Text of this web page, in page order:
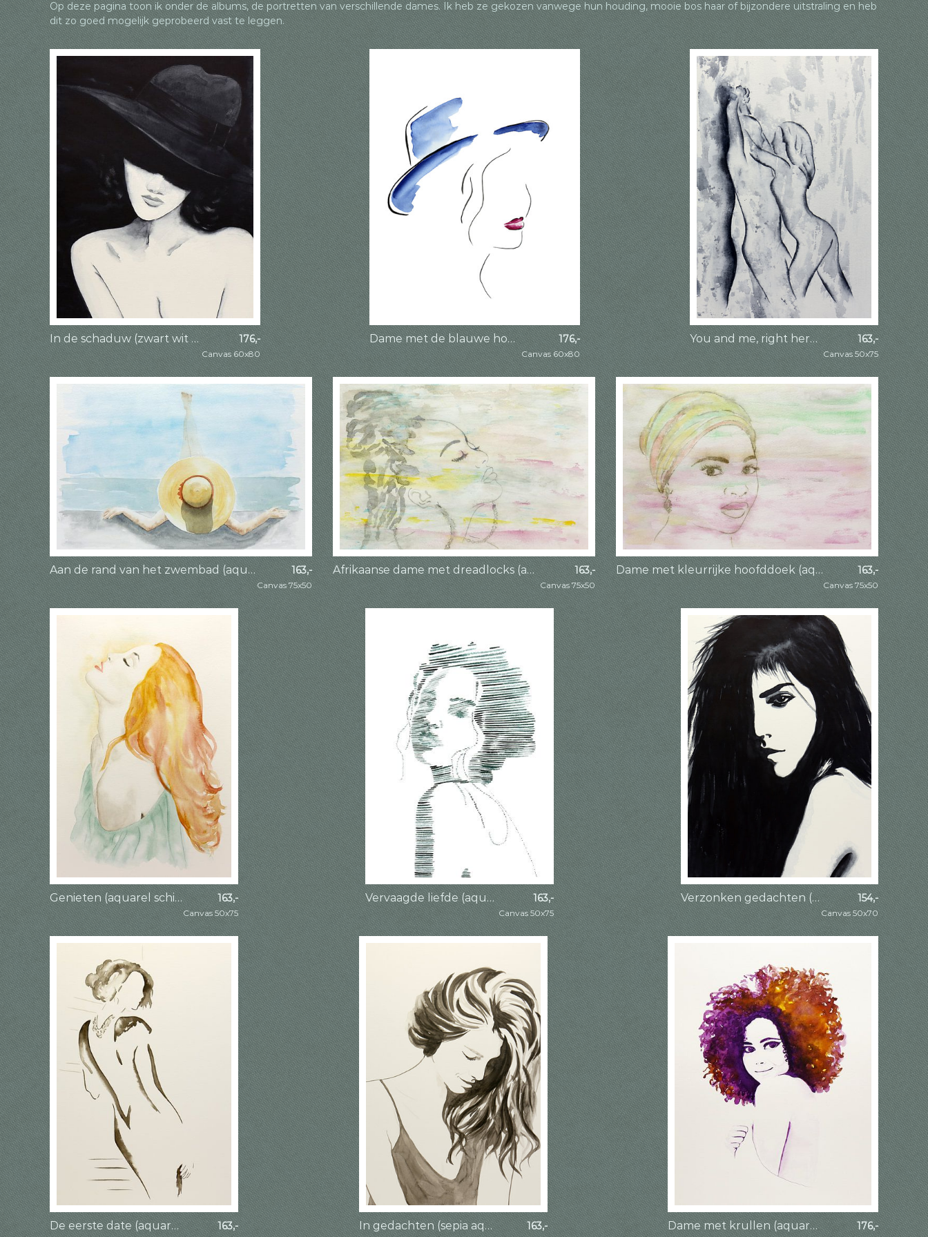
o
k
p
Op deze pagina toon ik onder de albums, de portretten van verschillende dames. Ik heb ze gekozen vanwege hun houding, mooie bos haar of bijzondere uitstraling en heb
dit zo goed mogelijk geprobeerd vast te leggen.
In de schaduw (zwart wit aquarel schilderij naakt portret vrouw met hoed slaapkamer mancave) 176,-
Canvas 60x80
Dame met de blauwe hoed (aquarel schilderij portret vrouw lijntekening line art) 176,-
Canvas 60x80
You and me, right here, right now! (sexy aquarel schilderij portret man vrouw lijntekening) 163,-
Canvas 50x75
Aan de rand van het zwembad (aquarel schilderij portret vrouw hoed zomer vakantie zwemmen benen) 163,-
Canvas 75x50
Afrikaanse dame met dreadlocks (abstract aquarel schilderij portret mens vrouw minimalisme gezicht) 163,-
Canvas 75x50
Dame met kleurrijke hoofddoek (aquarel schilderij portret Moslim vrouw Marokko ogen industrieel roze 163,-
Canvas 75x50
Genieten (aquarel schilderij portret vrouw rood haar sexy bloot schouders sexy realisme modern mooi) 163,-
Canvas 50x75
Vervaagde liefde (aquarel schilderij portret vrouw lijntekening line art groen strepen lijnen mooi) 163,-
Canvas 50x75
Verzonken gedachten (zwart wit aquarel schilderij naakt portret vrouw sexy dame gothic) 154,-
Canvas 50x70
De eerste date (aquarel schilderij portret vrouw avondjurk ketting silhouet mooi dame sepia flirten 163,- In gedachten (sepia aquarel schilderij portret mooie vrouw dame lang haar kwetsbaar verf bruin) 163,- Dame met krullen (aquarel schilderij portret mooie Afrikaanse sexy naakte vrouw dame afro kapsel) 176,-